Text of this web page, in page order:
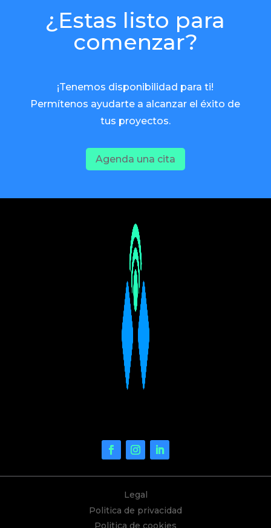
¿Estas listo para
comenzar?
¡Tenemos disponibilidad para ti!
Permítenos ayudarte a alcanzar el éxito de
tus proyectos.
Agenda una cita
Legal
Politica de privacidad
Politica de cookies